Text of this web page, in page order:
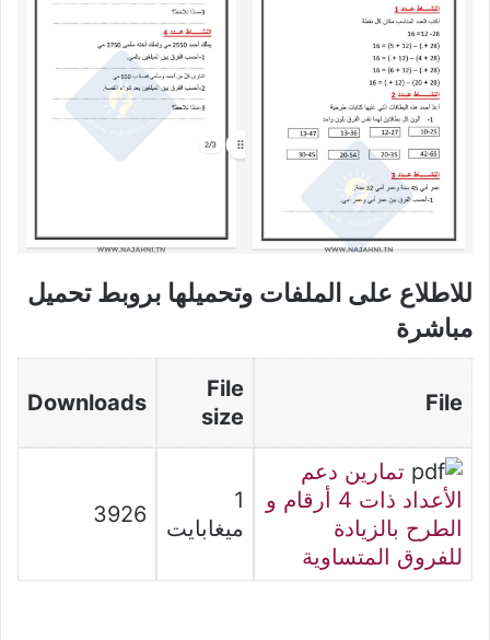
للاطلاع على الملفات وتحميلها بروبط تحميل
مباشرة
File
File
size
Downloads
تمارين دعم
الأعداد ذات 4 أرقام و
الطرح بالزيادة
للفروق المتساوية
1
ميغابايت
3926